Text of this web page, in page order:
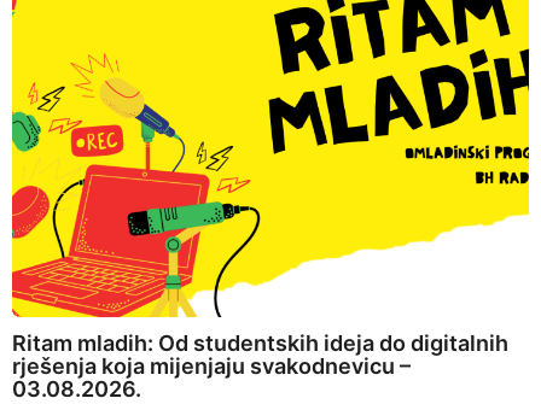
Ritam mladih: Od studentskih ideja do digitalnih
rješenja koja mijenjaju svakodnevicu –
03.08.2026.